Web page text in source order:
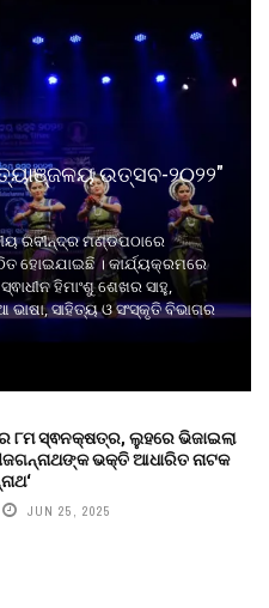
ଉତ୍ସବ-୨୦୨୨"
ରବୀନ୍ଦ୍ର ମଣ୍ଡପଠାରେ
ହୋଇଯାଇଛି । କାର୍ଯ୍ୟକ୍ରମରେ
ହିମାଂଶୁ ଶେଖର ସାହୁ,
ସାହିତ୍ୟ ଓ ସଂସ୍କୃତି ବିଭାଗର
୮ମ ସ୍ଵନକ୍ଷତ୍ର, ଲୁହରେ ଭିଜାଇଲା
ଭକ୍ତି ଆଧାରିତ ନାଟକ
JUN 25, 2025